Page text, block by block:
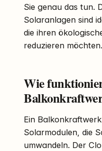
Sie genau das tun.
Solaranlagen sind
die ihren
reduzieren möchten.
Wie
Ein
Solarmodulen, die
umwandeln. Der